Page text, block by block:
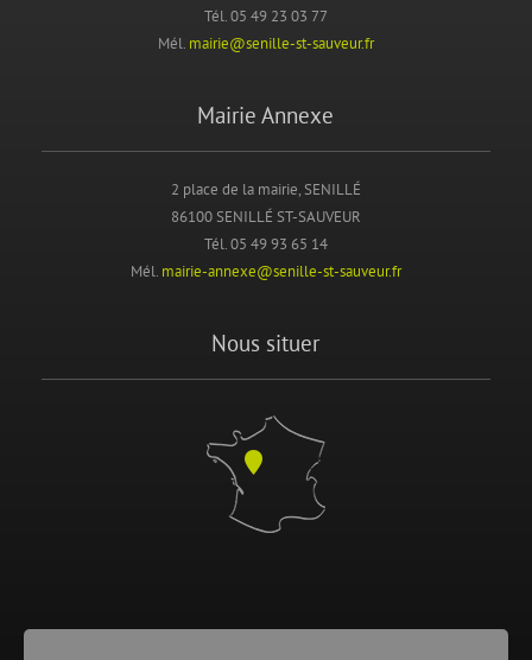
Tél. 05 49 23 03 77
Mél. mairie@senille-st-sauveur.fr
Mairie Annexe
2 place de la mairie, SENILLÉ
86100 SENILLÉ ST-SAUVEUR
Tél. 05 49 93 65 14
Mél. mairie-annexe@senille-st-sauveur.fr
Nous situer